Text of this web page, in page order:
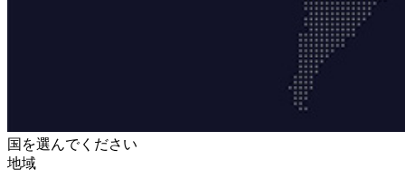
国を選んでください
地域